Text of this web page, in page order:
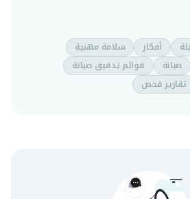
أفكار
سلامة مهنية
صيانة
قوائم تدقيق صيانة
تقارير فحص